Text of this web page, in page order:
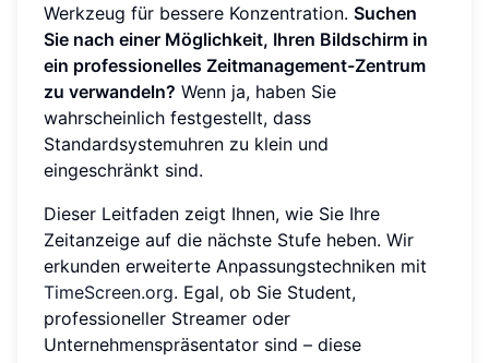
Werkzeug für bessere Konzentration. Suchen
Sie nach einer Möglichkeit, Ihren Bildschirm in
ein professionelles Zeitmanagement-Zentrum
zu verwandeln? Wenn ja, haben Sie
wahrscheinlich festgestellt, dass
Standardsystemuhren zu klein und
eingeschränkt sind.
Dieser Leitfaden zeigt Ihnen, wie Sie Ihre
Zeitanzeige auf die nächste Stufe heben. Wir
erkunden erweiterte Anpassungstechniken mit
TimeScreen.org. Egal, ob Sie Student,
professioneller Streamer oder
Unternehmenspräsentator sind – diese